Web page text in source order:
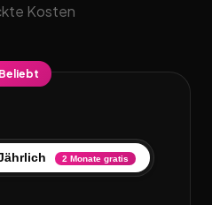
Kosten
2 Monate gratis